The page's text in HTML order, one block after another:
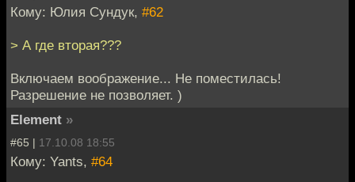
Кому: Юлия Сундук, #62
> А где вторая???
Включаем воображение... Не поместилась!
Разрешение не позволяет. )
Element »
#65 | 17.10.08 18:55
Кому: Yants, #64